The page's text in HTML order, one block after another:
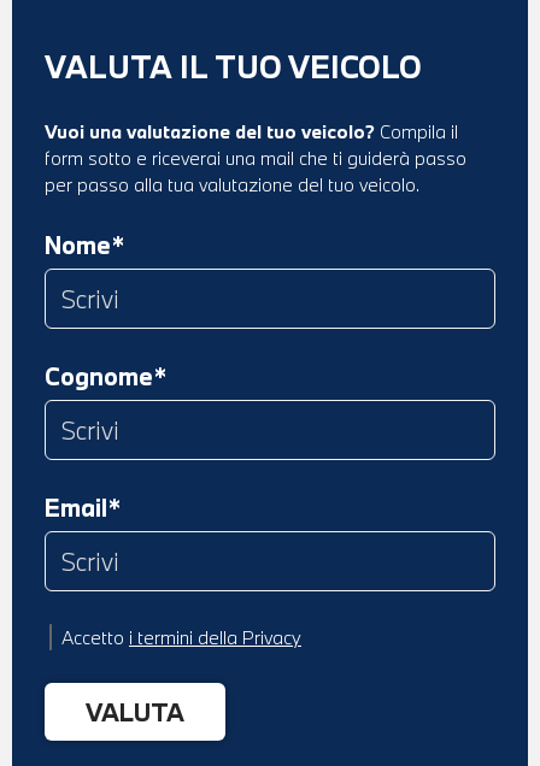
VALUTA IL TUO VEICOLO
Vuoi una valutazione del tuo veicolo? Compila il
form sotto e riceverai una mail che ti guiderà passo
per passo alla tua valutazione del tuo veicolo.
Nome*
Cognome*
Email*
Accetto i termini della Privacy